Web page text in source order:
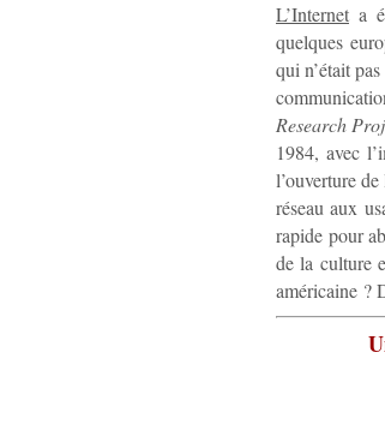
L’Internet a
quelques
qui n’était
Research
1984, avec
l’ouverture
réseau aux
rapide pour
de la culture
américaine ?